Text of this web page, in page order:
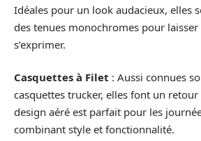
Idéales pour un look audacieux, elles
des tenues monochromes pour laisser
s’exprimer.
Casquettes à Filet : Aussi connues
casquettes trucker, elles font un
design aéré est parfait pour les
combinant style et fonctionnalité.